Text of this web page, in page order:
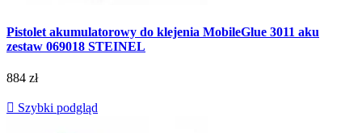
Pistolet akumulatorowy do klejenia MobileGlue 3011 aku
zestaw 069018 STEINEL
884 zł
 Szybki podgląd